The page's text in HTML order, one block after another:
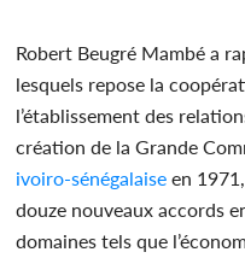
Robert Beugré Mambé a
lesquels repose la
l’établissement des
création de la Grande
ivoiro-sénégalaise en
douze nouveaux accords
domaines tels que